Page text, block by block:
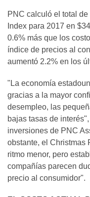
PNC calculó el total
Index para 2017 en
0.6% más que los
índice de precios al
aumentó 2.2% en los
"La economía
gracias a la mayor
desempleo, las
bajas tasas de
inversiones de PNC
obstante, el Christmas
ritmo menor, pero
compañías parecen
precio al consumidor".